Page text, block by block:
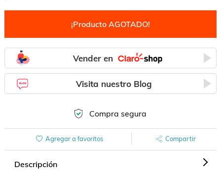
¡Producto AGOTADO!
Vender en
Visita nuestro Blog
Compra segura
Agregar a favoritos Compartir
Descripción